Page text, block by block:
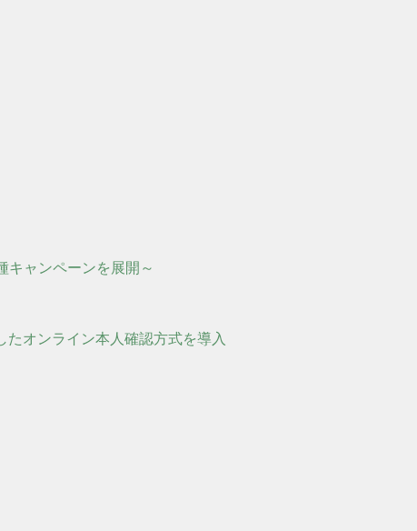
ャンペーンを展開～
オンライン本人確認方式を導入